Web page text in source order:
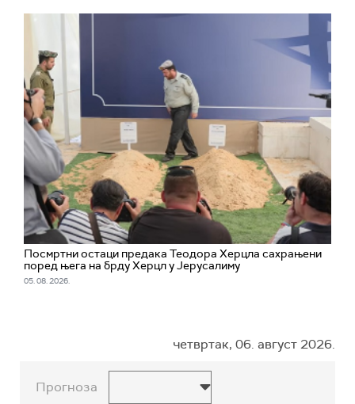
Посмртни остаци предака Теодора Херцла сахрањени
поред њега на брду Херцл у Јерусалиму
05. 08. 2026.
четвртак, 06. август 2026.
Прогноза